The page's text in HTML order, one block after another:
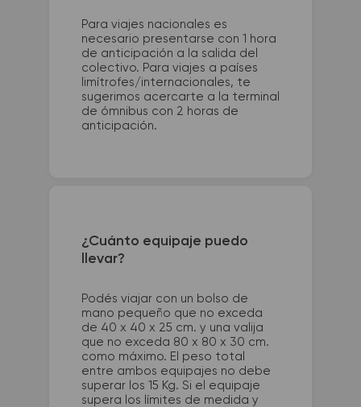
Para viajes nacionales es
necesario presentarse con 1 hora
de anticipación a la salida del
colectivo. Para viajes a países
limítrofes/internacionales, te
sugerimos acercarte a la terminal
de ómnibus con 2 horas de
anticipación.
¿Cuánto equipaje puedo
llevar?
Podés viajar con un bolso de
mano pequeño que no exceda
de 40 x 40 x 25 cm. y una valija
que no exceda 80 x 80 x 30 cm.
como máximo. El peso total
entre ambos equipajes no debe
superar los 15 Kg. Si el equipaje
supera los límites de medida y